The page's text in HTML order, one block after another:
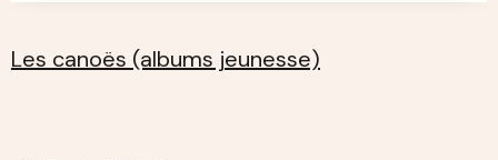
Les canoës (albums jeunesse)